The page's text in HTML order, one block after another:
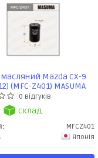
Mazda CX-9
(MFC-Z401) MASUMA
0 відгуків
склад
MFCZ401
Японія